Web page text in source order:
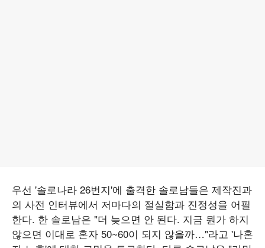
우선 '솔로나라 26번지'에 출격한 솔로남들은 제작진과
의 사전 인터뷰에서 저마다의 절실함과 진정성을 어필
한다. 한 솔로남은 "더 늦으면 안 된다. 지금 뭔가 하지
않으면 이대로 혼자 50~60이 되지 않을까…"라고 '나혼